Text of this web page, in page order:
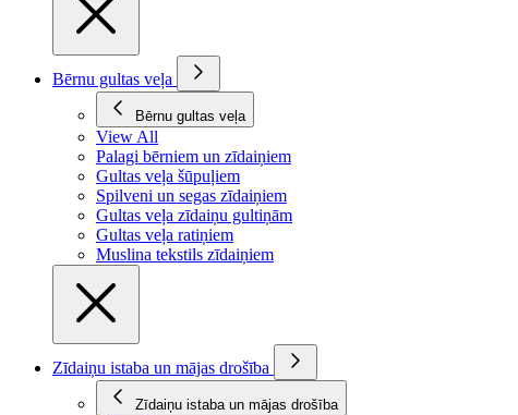
Bērnu gultas veļa
Bērnu gultas veļa
View All
Palagi bērniem un zīdaiņiem
Gultas veļa šūpuļiem
Spilveni un segas zīdaiņiem
Gultas veļa zīdaiņu gultiņām
Gultas veļa ratiņiem
Muslina tekstils zīdaiņiem
Zīdaiņu istaba un mājas drošība
Zīdaiņu istaba un mājas drošība